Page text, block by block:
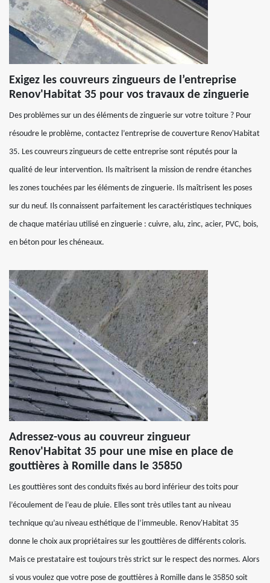
Exigez les couvreurs zingueurs de l’entreprise
Renov'Habitat 35 pour vos travaux de zinguerie
Des problèmes sur un des éléments de zinguerie sur votre toiture ? Pour
résoudre le problème, contactez l’entreprise de couverture Renov'Habitat
35. Les couvreurs zingueurs de cette entreprise sont réputés pour la
qualité de leur intervention. Ils maîtrisent la mission de rendre étanches
les zones touchées par les éléments de zinguerie. Ils maîtrisent les poses
sur du neuf. Ils connaissent parfaitement les caractéristiques techniques
de chaque matériau utilisé en zinguerie : cuivre, alu, zinc, acier, PVC, bois,
en béton pour les chéneaux.
Adressez-vous au couvreur zingueur
Renov'Habitat 35 pour une mise en place de
gouttières à Romille dans le 35850
Les gouttières sont des conduits fixés au bord inférieur des toits pour
l’écoulement de l’eau de pluie. Elles sont très utiles tant au niveau
technique qu’au niveau esthétique de l’immeuble. Renov'Habitat 35
donne le choix aux propriétaires sur les gouttières de différents coloris.
Mais ce prestataire est toujours très strict sur le respect des normes. Alors
si vous voulez que votre pose de gouttières à Romille dans le 35850 soit